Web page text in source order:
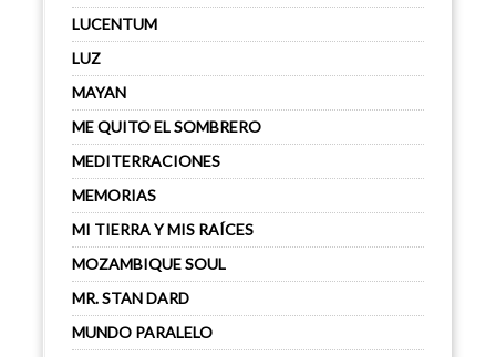
LUCENTUM
LUZ
MAYAN
ME QUITO EL SOMBRERO
MEDITERRACIONES
MEMORIAS
MI TIERRA Y MIS RAÍCES
MOZAMBIQUE SOUL
MR. STAN DARD
MUNDO PARALELO